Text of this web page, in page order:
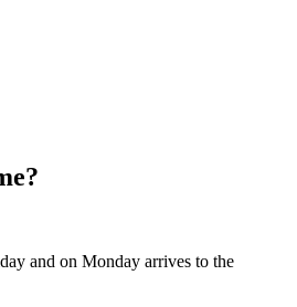
and on Monday arrives to the